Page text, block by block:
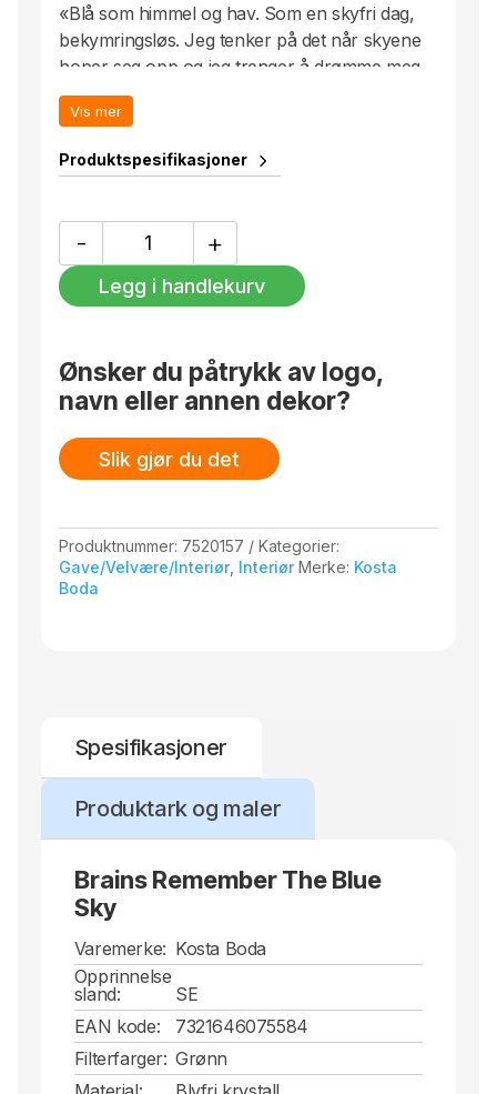
«Blå som himmel og hav. Som en skyfri dag,
bekymringsløs. Jeg tenker på det når skyene
hoper seg opp og jeg trenger å drømme meg
bort.»
The Blue Sky, i grønt, dekorert med ulike
nyanser, er en del av Kosta Boda Artist
Collection og presses i form hos Kosta
kommer i en fløyelspose i en eksklusiv
gaveeske.
Vis mer
Produktspesifikasjoner
-
Remember
The
Blue
+
Legg i handlekurv
Ønsker du påtrykk av logo,
navn eller annen dekor?
Slik gjør du det
Produktnummer: 7520157
Kategorier:
Gave/Velvære/Interiør, Interiør Merke: Kosta
Boda
Spesifikasjoner
Produktark og maler
Brains Remember The Blue
Sky
Varemerke: Kosta Boda
Opprinnelse
sland:
SE
EAN kode:
7321646075584
Filterfarger: Grønn